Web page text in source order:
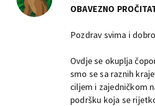
OBAVEZNO
Pozdrav svima i
Ovdje se okuplja
smo se sa raznih
ciljem i zajedničkom
podršku koja se